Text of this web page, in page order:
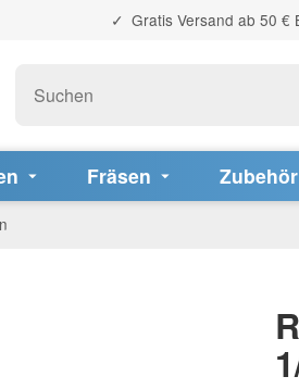
Gratis Versand ab 50 €
Fräsen Zubehör